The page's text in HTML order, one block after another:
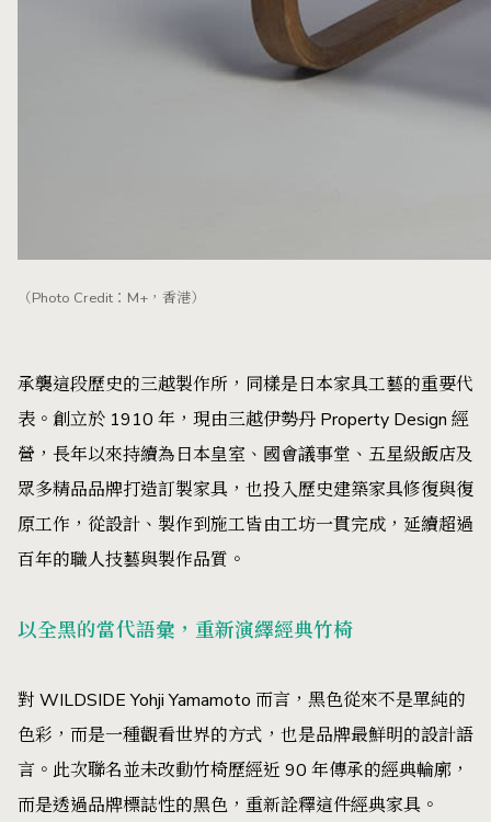
（Photo Credit：M+，香港）
承襲這段歷史的三越製作所，同樣是日本家具工藝的重要代
表。創立於 1910 年，現由三越伊勢丹 Property Design 經
營，長年以來持續為日本皇室、國會議事堂、五星級飯店及
眾多精品品牌打造訂製家具，也投入歷史建築家具修復與復
原工作，從設計、製作到施工皆由工坊一貫完成，延續超過
百年的職人技藝與製作品質。
以全黑的當代語彙，重新演繹經典竹椅
對 WILDSIDE Yohji Yamamoto 而言，黑色從來不是單純的
色彩，而是一種觀看世界的方式，也是品牌最鮮明的設計語
言。此次聯名並未改動竹椅歷經近 90 年傳承的經典輪廓，
而是透過品牌標誌性的黑色，重新詮釋這件經典家具。